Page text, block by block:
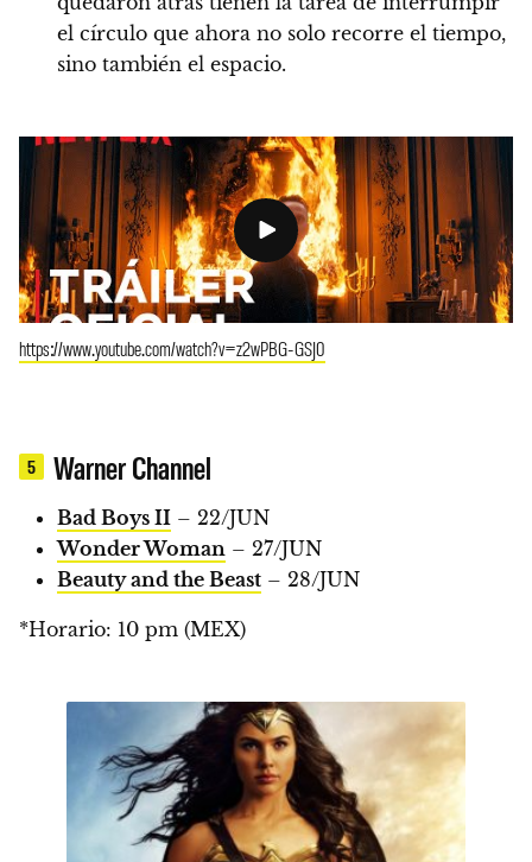
el círculo que ahora no solo recorre el tiempo,
sino también el espacio.
https://www.youtube.com/watch?v=z2wPBG-GSJ0
5 Warner Channel
Bad Boys II – 22/JUN
Wonder Woman – 27/JUN
Beauty and the Beast – 28/JUN
*Horario: 10 pm (MEX)